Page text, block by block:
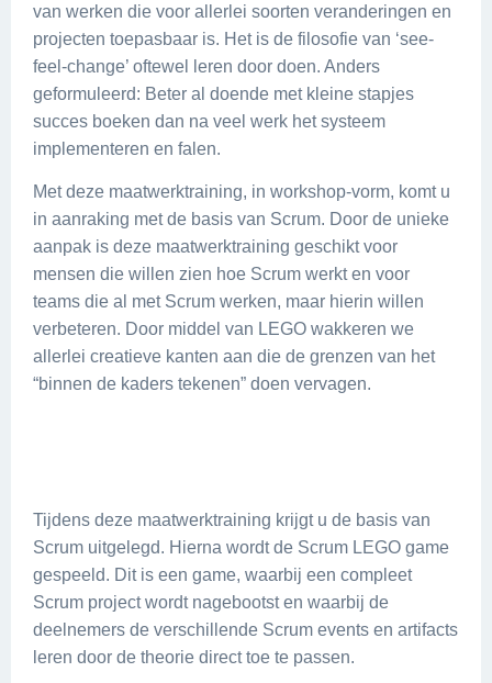
van werken die voor allerlei soorten veranderingen en
projecten toepasbaar is. Het is de filosofie van ‘see-
feel-change’ oftewel leren door doen. Anders
geformuleerd: Beter al doende met kleine stapjes
succes boeken dan na veel werk het systeem
implementeren en falen.
Met deze maatwerktraining, in workshop-vorm, komt u
in aanraking met de basis van Scrum. Door de unieke
aanpak is deze maatwerktraining geschikt voor
mensen die willen zien hoe Scrum werkt en voor
teams die al met Scrum werken, maar hierin willen
verbeteren. Door middel van LEGO wakkeren we
allerlei creatieve kanten aan die de grenzen van het
“binnen de kaders tekenen” doen vervagen.
Tijdens deze maatwerktraining krijgt u de basis van
Scrum uitgelegd. Hierna wordt de Scrum LEGO game
gespeeld. Dit is een game, waarbij een compleet
Scrum project wordt nagebootst en waarbij de
deelnemers de verschillende Scrum events en artifacts
leren door de theorie direct toe te passen.